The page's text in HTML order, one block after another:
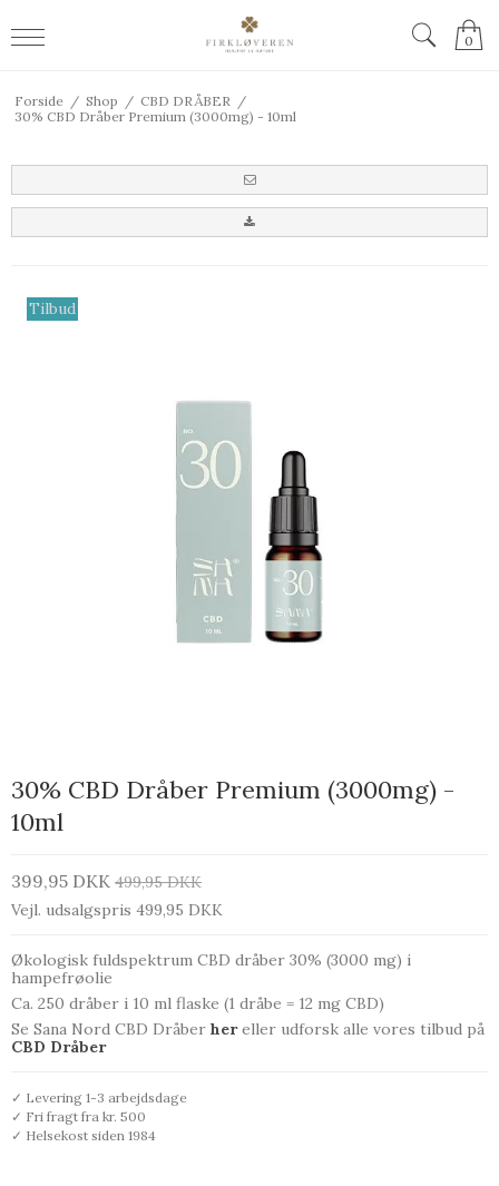
0
Forside / Shop / CBD DRÅBER /
30% CBD Dråber Premium (3000mg) - 10ml
Tilbud
30% CBD Dråber Premium (3000mg) -
10ml
399,95 DKK 499,95 DKK
Vejl. udsalgspris 499,95 DKK
Økologisk fuldspektrum CBD dråber 30% (3000 mg) i
hampefrøolie
Ca. 250 dråber i 10 ml flaske (1 dråbe = 12 mg CBD)
Se Sana Nord CBD Dråber hereller udforsk alle vores tilbud på
CBD Dråber
✓ Levering 1-3 arbejdsdage
✓ Fri fragt fra kr. 500
✓ Helsekost siden 1984